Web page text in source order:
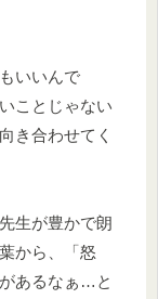
いいんで
ことじゃない
き合わせてく
生が豊かで朗
から、「怒
あるなぁ…と